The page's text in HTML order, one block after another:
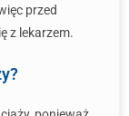
przed
z lekarzem.